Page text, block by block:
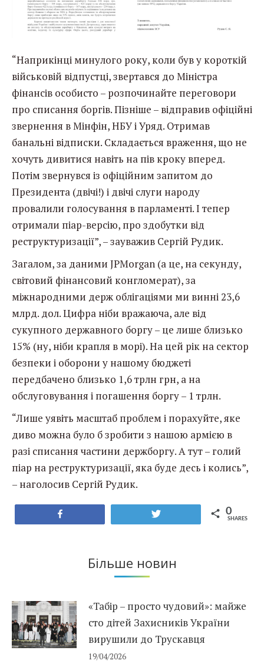
“Наприкінці минулого року, коли був у короткій
військовій відпустці, звертався до Міністра
фінансів особисто – розпочинайте переговори
про списання боргів. Пізніше – відправив офіційні
звернення в Мінфін, НБУ і Уряд. Отримав
банальні відписки. Складається враження, що не
хочуть дивитися навіть на пів кроку вперед.
Потім звернувся із офіційним запитом до
Президента (двічі!) і двічі слуги народу
провалили голосування в парламенті. І тепер
отримали піар-версію, про здобутки від
реструктуризації”, – зауважив Сергій Рудик.
Загалом, за даними JPMorgan (а це, на секунду,
світовий фінансовий конгломерат), за
міжнародними держ облігаціями ми винні 23,6
млрд. дол. Цифра ніби вражаюча, але від
сукупного державного боргу – це лише близько
15% (ну, ніби крапля в морі). На цей рік на сектор
безпеки і оборони у нашому бюджеті
передбачено близько 1,6 трлн грн, а на
обслуговування і погашення боргу – 1 трлн.
“Лише уявіть масштаб проблем і порахуйте, яке
диво можна було б зробити з нашою армією в
разі списання частини держборгу. А тут – голий
піар на реструктуризації, яка буде десь і колись”,
– наголосив Сергій Рудик.
0
SHARES
Більше новин
«Табір – просто чудовий»: майже
сто дітей Захисників України
вирушили до Трускавця
19/04/2026